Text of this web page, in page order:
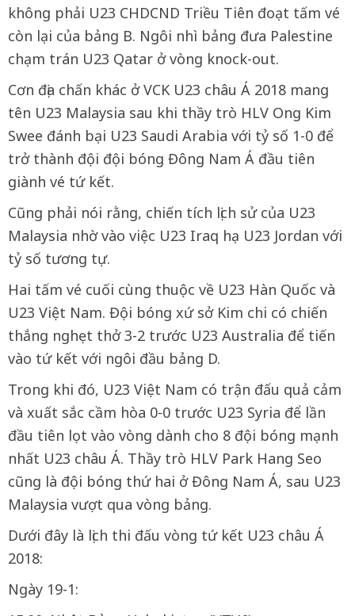
không phải U23 CHDCND Triều Tiên đoạt tấm vé
còn lại của bảng B. Ngôi nhì bảng đưa Palestine
chạm trán U23 Qatar ở vòng knock-out.
Cơn địa chấn khác ở VCK U23 châu Á 2018 mang
tên U23 Malaysia sau khi thầy trò HLV Ong Kim
Swee đánh bại U23 Saudi Arabia với tỷ số 1-0 để
trở thành đội đội bóng Đông Nam Á đầu tiên
giành vé tứ kết.
Cũng phải nói rằng, chiến tích lịch sử của U23
Malaysia nhờ vào việc U23 Iraq hạ U23 Jordan với
tỷ số tương tự.
Hai tấm vé cuối cùng thuộc về U23 Hàn Quốc và
U23 Việt Nam. Đội bóng xứ sở Kim chi có chiến
thắng nghẹt thở 3-2 trước U23 Australia để tiến
vào tứ kết với ngôi đầu bảng D.
Trong khi đó, U23 Việt Nam có trận đấu quả cảm
và xuất sắc cầm hòa 0-0 trước U23 Syria để lần
đầu tiên lọt vào vòng dành cho 8 đội bóng mạnh
nhất U23 châu Á. Thầy trò HLV Park Hang Seo
cũng là đội bóng thứ hai ở Đông Nam Á, sau U23
Malaysia vượt qua vòng bảng.
Dưới đây là lịch thi đấu vòng tứ kết U23 châu Á
2018:
Ngày 19-1: